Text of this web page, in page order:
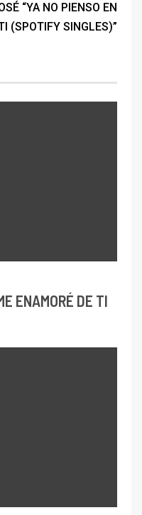
“YA NO PIENSO EN
(SPOTIFY SINGLES)”
ENAMORÉ DE TI